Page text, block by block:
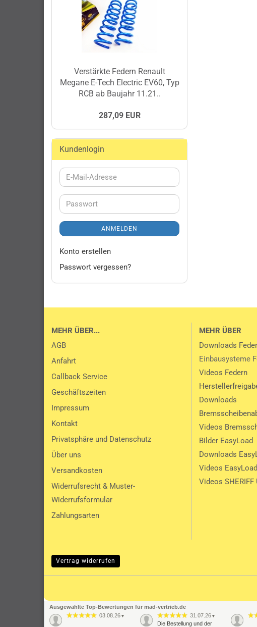
Verstärkte Federn Renault
Megane E-Tech Electric EV60, Typ
RCB ab Baujahr 11.21..
287,09 EUR
Kundenlogin
E-
Mail-
Passwort
ANMELDEN
Konto erstellen
Passwort vergessen?
MEHR ÜBER...
AGB
Anfahrt
Callback Service
Geschäftszeiten
Impressum
Kontakt
Privatsphäre und Datenschutz
Über uns
Versandkosten
Widerrufsrecht & Muster-
Widerrufsformular
Zahlungsarten
MEHR ÜBER
Downloads
Einbausysteme
Videos Federn
Downloads
Videos
Bilder EasyLoad
Downloads
Videos EasyLoad
Videos
Vertrag widerrufen
Ausgewählte Top-Bewertungen für mad-vertrieb.de
03.08.26 ▼ 31.07.26 ▼
Die Bestellung und der